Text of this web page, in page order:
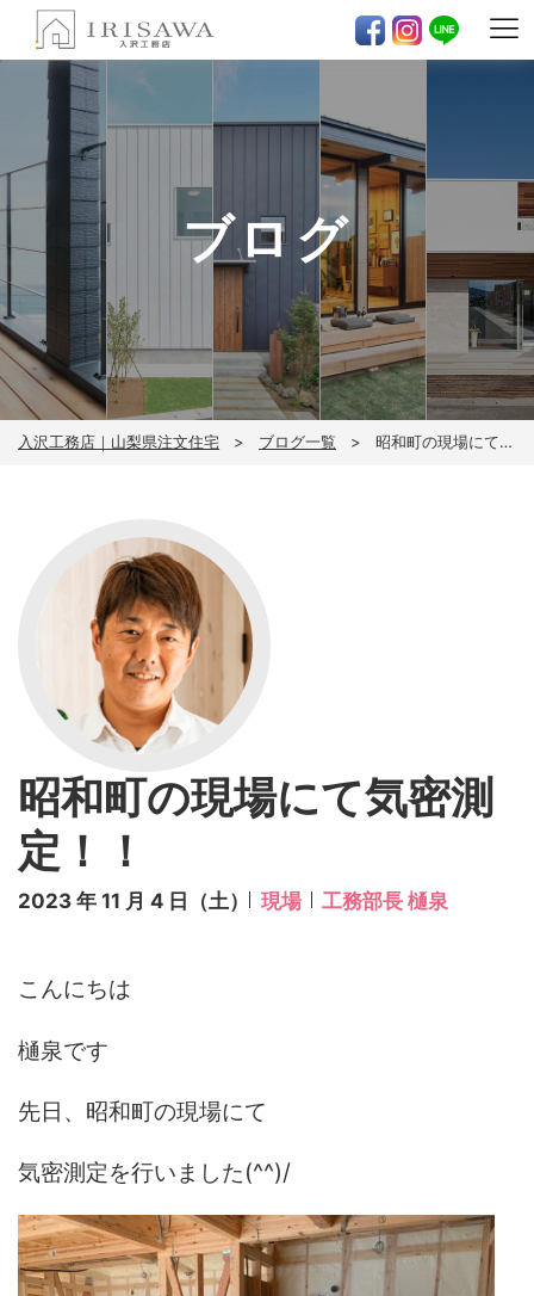
ブログ
入沢工務店｜山梨県注文住宅 ブログ一覧 昭和町の現場にて気密測定！！
昭和町の現場にて気密測
定！！
2023 年 11 月 4 日（土） 現場 工務部長 樋泉
こんにちは
樋泉です
先日、昭和町の現場にて
気密測定を行いました(^^)/